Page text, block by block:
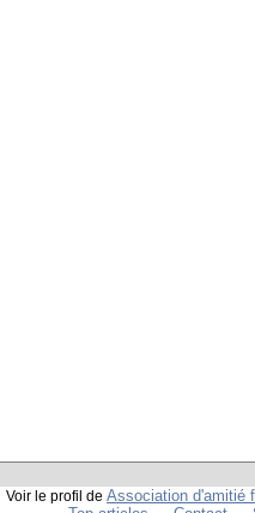
Voir le profil de Association d'amitié